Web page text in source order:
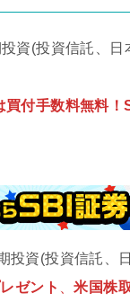
資(投資信託、日
付手数料無料！
投資(投資信託、
ゼント
、米国株